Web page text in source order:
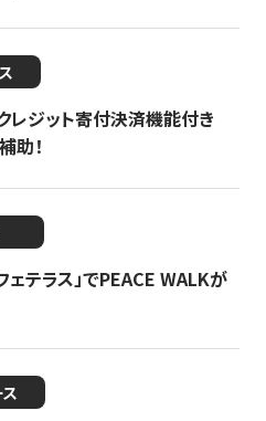
ジット寄付決済機能付き
助！
テラス」でPEACE WALKが